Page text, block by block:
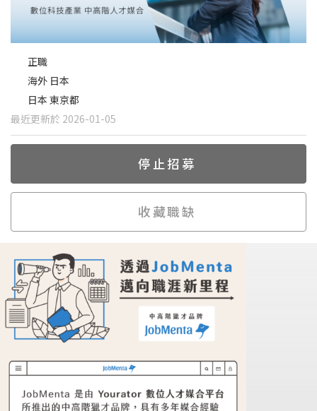
正職
海外 日本
日本 東京都
最近更新於 2026-01-05
停止招募
收藏職缺